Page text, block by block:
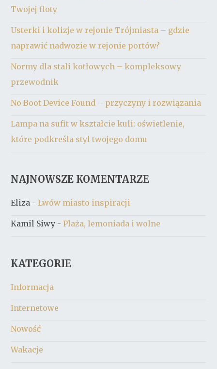
Twojej floty
Usterki i kolizje w rejonie Trójmiasta – gdzie
naprawić nadwozie w rejonie portów?
Normy dla stali kotłowych – kompleksowy
przewodnik
No Boot Device Found – przyczyny i rozwiązania
Lampa na sufit w kształcie kuli: oświetlenie,
które podkreśla styl twojego domu
NAJNOWSZE KOMENTARZE
Eliza -Lwów miasto inspiracji
Kamil Siwy -Plaża, lemoniada i wolne
KATEGORIE
Informacja
Internetowe
Nowość
Wakacje